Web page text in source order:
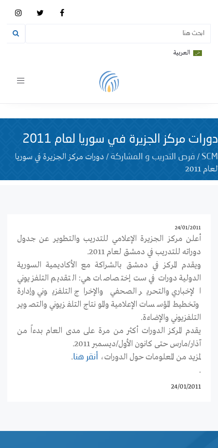
العربية
Toggle
دورات مركز الجزيرة في سوريا لعام 2011
SCM
/ فرص التدريب و المشاركة / دورات مركز الجزيرة في سوريا
لعام 2011
24/01/2011
أعلن مركز الجزيرة الإعلامي للتدريب والتطوير عن جدول
دوراته للتدريب في دمشق لعام 2011.
ويقدم المركز في دمشق بالشراكة مع الأكاديمية السورية
الدولية دورات في ست إختصاصات هي: التقديم التلفزيوني
الإخباري والتحرير الصحفي والإخراج التلفزيوني وإدارة
وتخطيط المؤسسات الإعلامية والمونتاج التلفزيوني والتصوير
التلفزيوني والإضاءة.
يقدم المركز الدورات أكثر من مرة على مدى العام بدءاً من
آذار/مارس حتى كانون الأول/ديسمبر 2011.
لمزيد من المعلومات حول الدورات،
أنقر هنا.
.
24/01/2011